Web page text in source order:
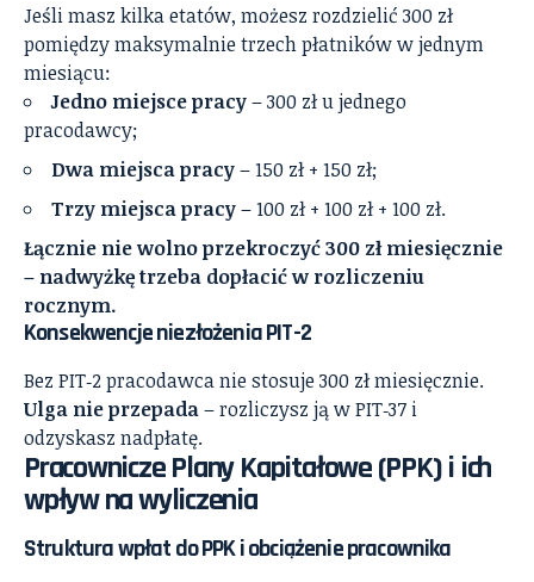
Jeśli masz kilka etatów, możesz rozdzielić 300 zł
pomiędzy maksymalnie trzech płatników w jednym
miesiącu:
Jedno miejsce pracy– 300 zł u jednego
pracodawcy;
Dwa miejsca pracy– 150 zł + 150 zł;
Trzy miejsca pracy– 100 zł + 100 zł + 100 zł.
Łącznie nie wolno przekroczyć 300 zł miesięcznie
– nadwyżkę trzeba dopłacić w rozliczeniu
rocznym.
Konsekwencje niezłożenia PIT-2
Bez PIT‑2 pracodawca nie stosuje 300 zł miesięcznie.
Ulga nie przepada– rozliczysz ją w PIT‑37 i
odzyskasz nadpłatę.
Pracownicze Plany Kapitałowe (PPK) i ich
wpływ na wyliczenia
Struktura wpłat do PPK i obciążenie pracownika